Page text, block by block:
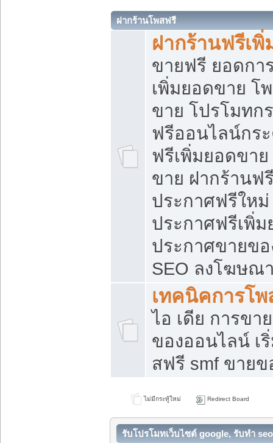
ฝากร้านโพสฟรี
ฝากร้านฟรีเ
ขายฟรี ยอดกา
เพิ่มยอดขาย โ
ขาย โปรโมทก
ฟรีออนไลน์กร
ฟรีเพิ่มยอดขา
ขาย ฝากร้านฟ
ประกาศฟรีใหม่
ประกาศฟรีเพิ่
ประกาศขายข
SEO ลงโฆษณ
เทคนิคการโ
ไอ เดีย การขา
ของออนไลน์ เ
สฟรี smf ขาย
ไม่มีกระทู้ใหม่ Redirect Board
รับโปรโมทเว็บไซต์ google, รับทำ